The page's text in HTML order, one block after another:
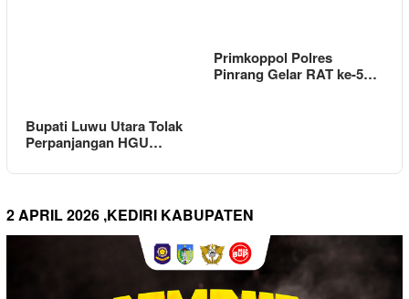
Bupati Luwu Utara Tolak
Perpanjangan HGU…
Primkoppol Polres
Pinrang Gelar RAT ke-5…
2 APRIL 2026 ,KEDIRI KABUPATEN